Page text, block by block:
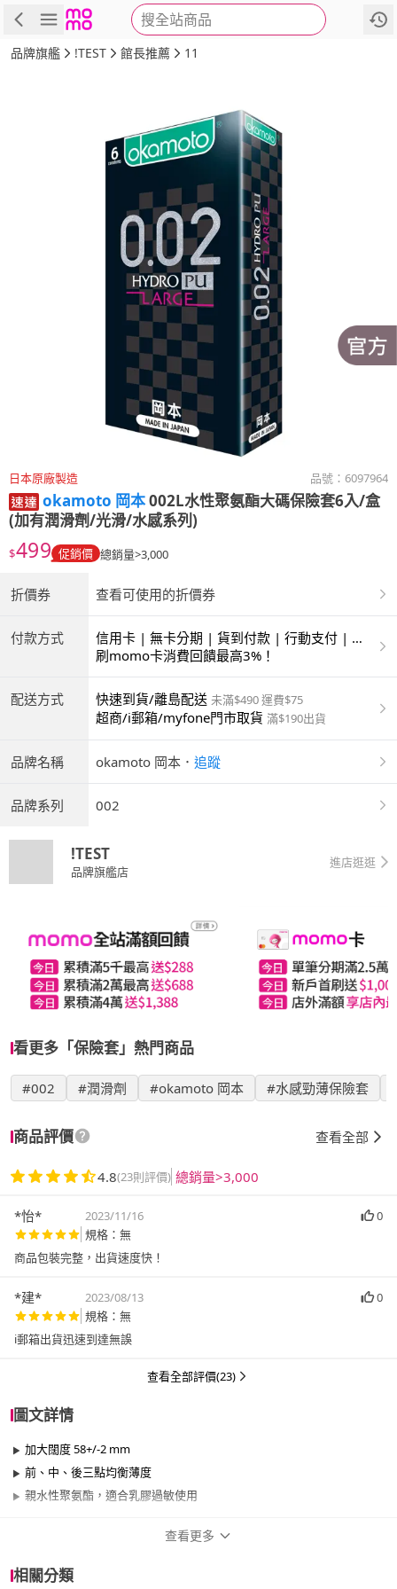
搜全站商品
商品 評價 詳情
品牌旗艦 !TEST 館長推薦 11
日本原廠製造 品號： 6097964
okamoto 岡本002L水性聚氨酯大碼保險套6入/盒
(加有潤滑劑/光滑/水感系列)
$499 促銷價 總銷量>3,000
折價券 查看可使用的折價券
付款方式
信用卡 | 無卡分期 | 貨到付款 | 行動支付 | 超
商付款 | ATM | 銀聯卡
刷momo卡消費回饋最高3%！
配送方式 快速到貨/離島配送 未滿$490 運費$75
超商/i郵箱/myfone門市取貨 滿$190出貨
品牌名稱 okamoto 岡本 ． 追蹤
品牌系列 002
!TEST
品牌旗艦店
進店逛逛
看更多「保險套」熱門商品
#002 #潤滑劑 #okamoto 岡本 #水感勁薄保險套
商品評價 查看全部
4.8(23則評價) 總銷量>3,000
*怡* 2023/11/16
0
規格：無
商品包裝完整，出貨速度快！
*建* 2023/08/13
0
規格：無
i郵箱出貨迅速到達無誤
查看全部評價(23)
圖文詳情
加大闊度 58+/-2 mm
前、中、後三點均衡薄度
親水性聚氨酯，適合乳膠過敏使用
查看更多
相關分類